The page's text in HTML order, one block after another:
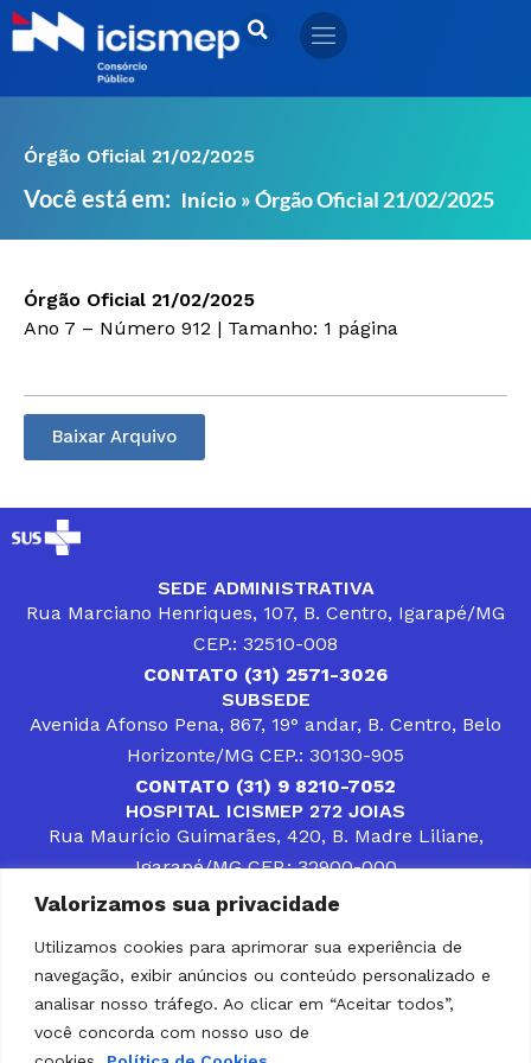
Valorizamos sua privacidade
Utilizamos cookies para aprimorar sua experiência de
navegação, exibir anúncios ou conteúdo personalizado e
analisar nosso tráfego. Ao clicar em “Aceitar todos”,
você concorda com nosso uso de
Ir
para
Órgão Oficial 21/02/2025
Você está em: Início »Órgão Oficial 21/02/2025
Órgão Oficial 21/02/2025
Ano 7 – Número 912 | Tamanho: 1 página
Baixar Arquivo
SEDE ADMINISTRATIVA
Rua Marciano Henriques, 107, B. Centro, Igarapé/MG
CEP.: 32510-008
CONTATO (31) 2571-3026
SUBSEDE
Avenida Afonso Pena, 867, 19° andar, B. Centro, Belo
Horizonte/MG CEP.: 30130-905
CONTATO (31) 9 8210-7052
HOSPITAL ICISMEP 272 JOIAS
Rua Maurício Guimarães, 420, B. Madre Liliane,
Igarapé/MG CEP.: 32900-000
CONTATOS (31) 3512-4400 ou (31) 9 8309-8660
DESENVOLVER SOLUÇÕES, AÇÕES E SERVIÇOS
PÚBLICOS QUE COMPLEMENTEM A ASSISTÊNCIA À
POPULAÇÃO DA REGIÃO EM QUE ATUA, SENDO
PARCEIRO DOS MUNICÍPIOS CONSORCIADOS NA
SOLUÇÃO DE DIFICULDADES ENFRENTADAS POR
GESTORES MUNICIPAIS, É O COMPROMISSO DO
ICISMEP.